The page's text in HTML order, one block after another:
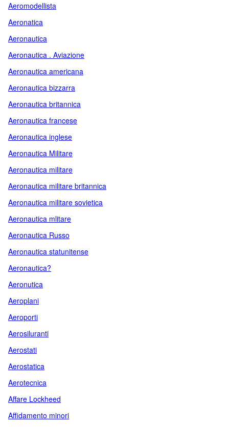
Aeromodellista
Aeronatica
Aeronautica
Aeronautica . Aviazione
Aeronautica americana
Aeronautica bizzarra
Aeronautica britannica
Aeronautica francese
Aeronautica inglese
Aeronautica Militare
Aeronautica militare
Aeronautica militare britannica
Aeronautica militare sovietica
Aeronautica mlitare
Aeronautica Russo
Aeronautica statunitense
Aeronautica?
Aeronutica
Aeroplani
Aeroporti
Aerosiluranti
Aerostati
Aerostatica
Aerotecnica
Affare Lockheed
Affidamento minori